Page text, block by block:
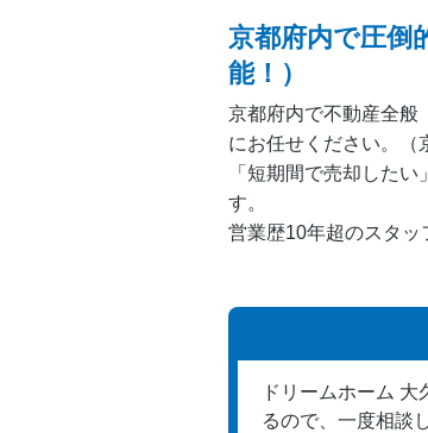
京都府内で圧倒
能！）
京都府内で不動産全般
にお任せください。（
「短期間で売却した
す。
営業歴10年超のスタッ
ドリームホーム 大
るので、一度相談